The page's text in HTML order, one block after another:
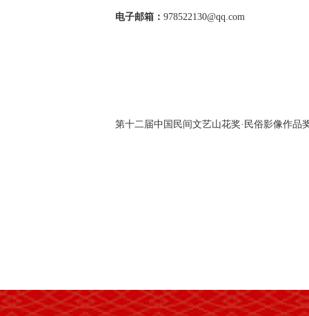
电子邮箱：978522130@qq.com
第十二届中国民间文艺山花奖·民俗影像作品